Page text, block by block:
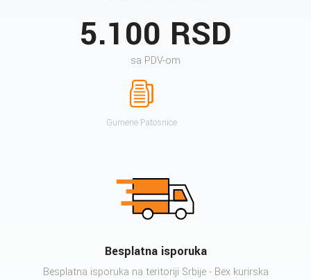
5.100 RSD
sa PDV-om
Gumene Patosnice
Besplatna isporuka
Besplatna isporuka na teritoriji Srbije - Bex kurirska